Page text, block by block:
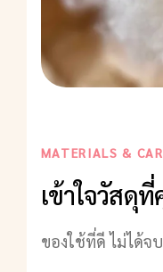
MATERIALS &
เข้าใจวัสดุ
ของใช้ที่ดี ไม่ได้